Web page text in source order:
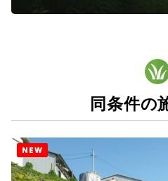
同条件の
NEW